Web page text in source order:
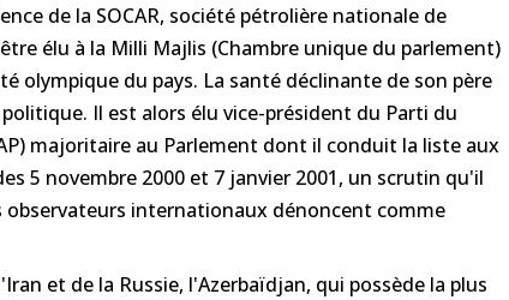
de la SOCAR, société pétrolière nationale de
élu à la Milli Majlis (Chambre unique du parlement)
olympique du pays. La santé déclinante de son père
Il est alors élu vice-président du Parti du
majoritaire au Parlement dont il conduit la liste aux
5 novembre 2000 et 7 janvier 2001, un scrutin qu'il
observateurs internationaux dénoncent comme
et de la Russie, l'Azerbaïdjan, qui possède la plus